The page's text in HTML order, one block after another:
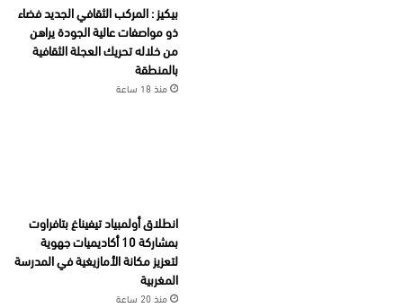
بيكيز : المركب الثقافي الجديد فضاء
ذو مواصفات عالية الجودة يراهن
من خلاله تحريك العجلة الثقافية
بالمنطقة
منذ 18 ساعة
انطلاق أولمبياد تيفيناغ بتافراوت
بمشاركة 10 أكاديميات جهوية
لتعزيز مكانة الأمازيغية في المدرسة
المغربية
منذ 20 ساعة